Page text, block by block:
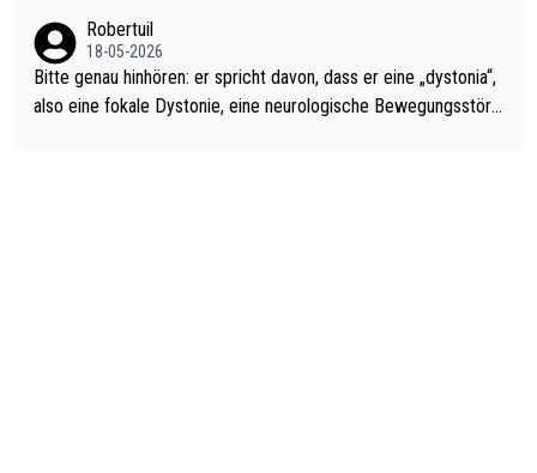
Robertuil
18-05-2026
Bitte genau hinhören: er spricht davon, dass er eine „dystonia“,
also eine fokale Dystonie, eine neurologische Bewegungsstöru